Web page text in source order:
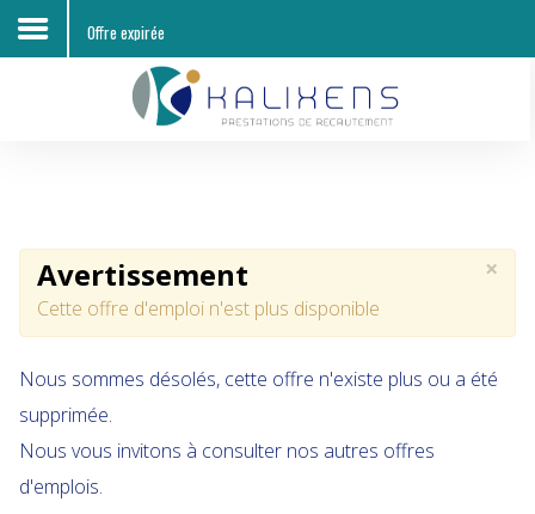
Entreprises
Candidats
Offres d'emploi
Contacts
Offre expirée
×
Avertissement
Cette offre d'emploi n'est plus disponible
Nous sommes désolés, cette offre n'existe plus ou a été
supprimée.
Nous vous invitons à consulter nos autres offres
d'emplois.